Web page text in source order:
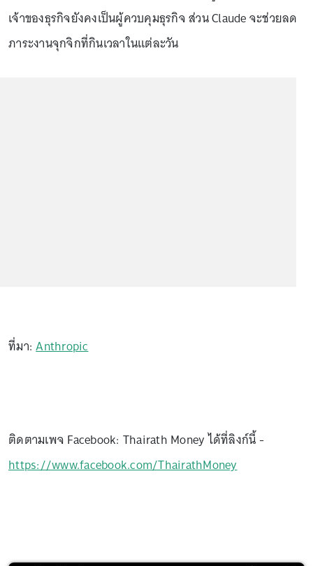
เจ้าของธุรกิจยังคงเป็นผู้ควบคุมธุรกิจ ส่วน Claude จะช่วยลด
ภาระงานจุกจิกที่กินเวลาในแต่ละวัน
ที่มา:Anthropic
ติดตามเพจ Facebook: Thairath Money ได้ที่ลิงก์นี้ -
https://www.facebook.com/ThairathMoney